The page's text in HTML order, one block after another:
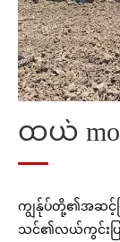
Post-
Straw
ထယ်
ကျွန်ုပ်တို့၏အဆင့်မြ
သင်၏လယ်ကွင်းပ